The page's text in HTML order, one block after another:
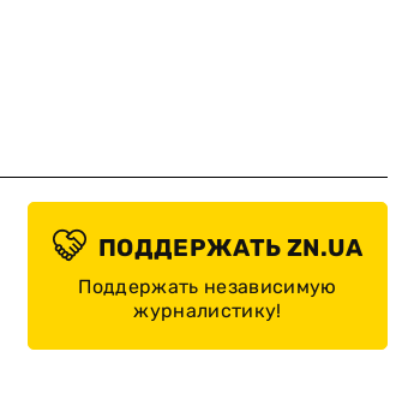
ПОДДЕРЖАТЬ ZN.UA
Поддержать независимую
журналистику!